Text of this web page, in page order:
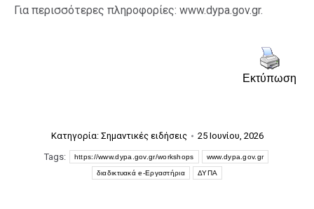
Για περισσότερες πληροφορίες: www.dypa.gov.gr.
Εκτύπωση
Κατηγορία: Σημαντικές ειδήσεις
25 Ιουνίου, 2026
Tags:
https://www.dypa.gov.gr/workshops www.dypa.gov.gr
διαδικτυακά e-Εργαστήρια ΔΥΠΑ